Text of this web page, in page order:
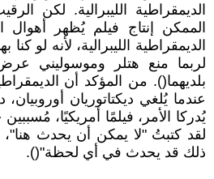
الديمقراطية الليبرالية. لكن
الممكن إنتاج فيلم يُظهر أهوال
الديمقراطية الليبرالية، لأنه لو
لربما منع هتلر وموسوليني
بلديهما(). من المؤكد أن
عندما يُلغي ديكتاتوريان
يُدركا الأمر، فيلمًا أمريكيًا،
لقد كتبتُ "لا يمكن أن يحدث هنا"،
ذلك قد يحدث في أي لحظة"().